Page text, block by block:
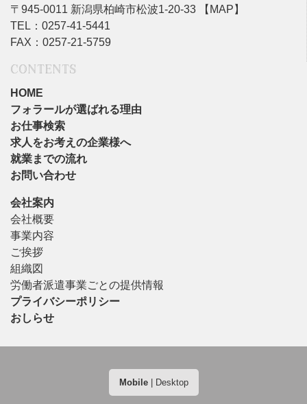
〒945-0011 新潟県柏崎市松波1-20-33 【MAP】
TEL：0257-41-5441
FAX：0257-21-5759
CONTENTS
HOME
フォラールが選ばれる理由
お仕事検索
求人をお考えの企業様へ
就業までの流れ
お問い合わせ
会社案内
会社概要
事業内容
ご挨拶
組織図
労働者派遣事業ごとの提供情報
プライバシーポリシー
おしらせ
Mobile| Desktop